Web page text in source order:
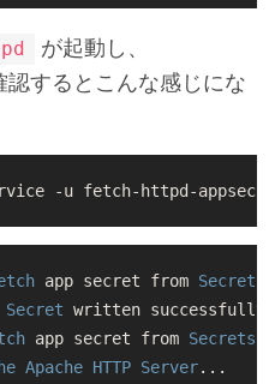
が起動し、
認するとこんな感じにな
-u fetch-httpd-
app secret from Secrets
Secret written
app secret from Secrets
Apache HTTP Server...